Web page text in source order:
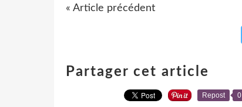
« Article précédent
Partager cet article
Repost 0